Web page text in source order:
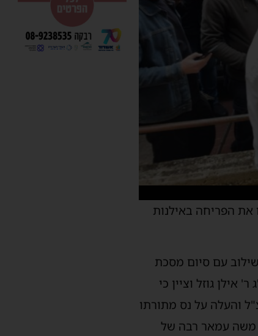
הפריחה באילנות
עם סיום מסכת
גוזל וציין כי
והעלה על נס מתורתו
משה עמאר רבה של